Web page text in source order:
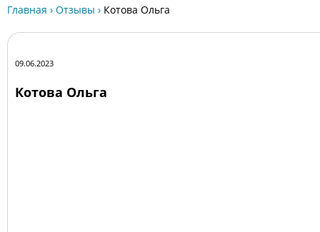
Главная › Отзывы › Котова Ольга
09.06.2023
Котова Ольга